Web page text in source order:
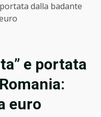
dalla badante
e portata
euro